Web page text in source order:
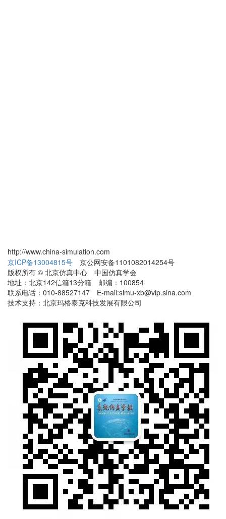
http://www.china-simulation.com
京ICP备13004815号 京公网安备1101082014254号
版权所有 © 北京仿真中心 中国仿真学会
地址：北京142信箱13分箱 邮编：100854
联系电话：010-88527147 E-mail:simu-xb@vip.sina.com
技术支持：北京玛格泰克科技发展有限公司